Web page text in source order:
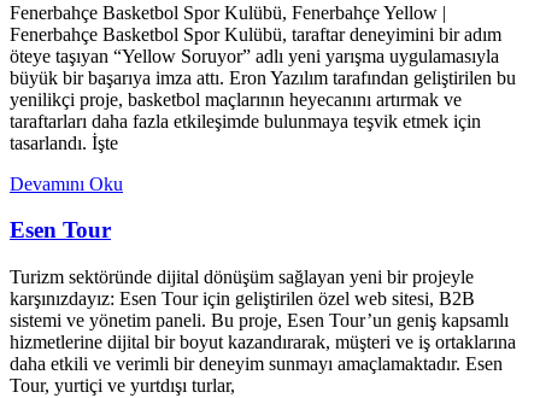
Fenerbahçe Basketbol Spor Kulübü, Fenerbahçe Yellow |
Fenerbahçe Basketbol Spor Kulübü, taraftar deneyimini bir adım
öteye taşıyan “Yellow Soruyor” adlı yeni yarışma uygulamasıyla
büyük bir başarıya imza attı. Eron Yazılım tarafından geliştirilen bu
yenilikçi proje, basketbol maçlarının heyecanını artırmak ve
taraftarları daha fazla etkileşimde bulunmaya teşvik etmek için
tasarlandı. İşte
Devamını Oku
Esen Tour
Turizm sektöründe dijital dönüşüm sağlayan yeni bir projeyle
karşınızdayız: Esen Tour için geliştirilen özel web sitesi, B2B
sistemi ve yönetim paneli. Bu proje, Esen Tour’un geniş kapsamlı
hizmetlerine dijital bir boyut kazandırarak, müşteri ve iş ortaklarına
daha etkili ve verimli bir deneyim sunmayı amaçlamaktadır. Esen
Tour, yurtiçi ve yurtdışı turlar,